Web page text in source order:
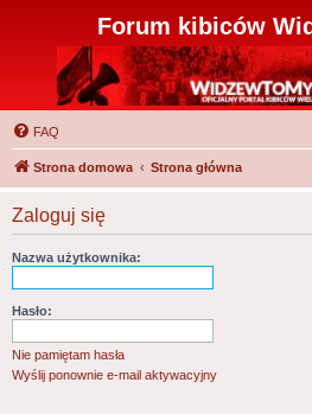
Forum kibiców
FAQ
Strona domowa Strona główna
Zaloguj się
Nazwa użytkownika:
Hasło:
Nie pamiętam hasła
Wyślij ponownie e-mail aktywacyjny